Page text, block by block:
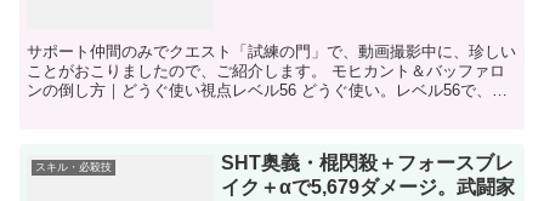
サポート仲間のみでクエスト「試練の門」で、動画撮影中に、珍しい
ことがおこりましたので、ご紹介します。 モヒカント＆バッファロ
ンの倒し方｜どうぐ使い視点レベル56 どうぐ使い。レベル56で、試
スキル・必殺技
SHT奥義・棍閃殺＋フォースブレ
イク＋αで5,679ダメージ。武闘家